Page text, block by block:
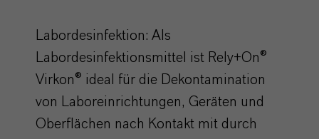
Labordesinfektion: Als
Labordesinfektionsmittel ist Rely+On®
Virkon® ideal für die Dekontamination
von Laboreinrichtungen, Geräten und
Oberflächen nach Kontakt mit durch